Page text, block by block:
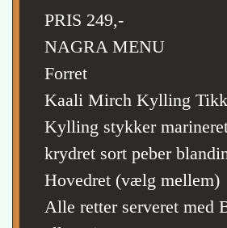
PRIS 249,-
NAGRA MENU
Forret
Kaali Mirch Kylling
Kylling stykker
krydret sort peber
Hovedret (vælg mellem)
Alle retter serveret med